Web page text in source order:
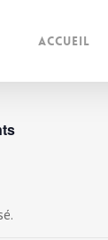
Accueil